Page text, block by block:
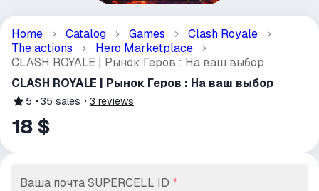
Home Catalog Games
Clash Royale
The actions
Hero Marketplace
CLASH ROYALE | Рынок Геров : На ваш выбор
CLASH ROYALE | Рынок Геров : На ваш выбор
5 35 sales 3 reviews
18 $
Ваша почта SUPERCELL ID *